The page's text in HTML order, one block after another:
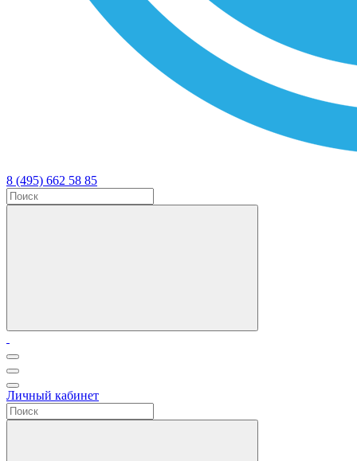
8 (495) 662 58 85
Личный кабинет